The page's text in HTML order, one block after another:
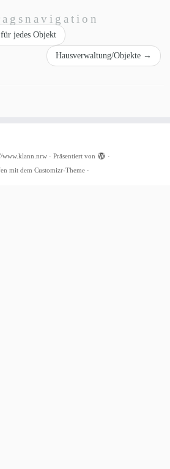
jedes Objekt
Hausverwaltung/Objekte →
www.klann.nrw · Präsentiert von
·
mit dem Customizr-Theme·